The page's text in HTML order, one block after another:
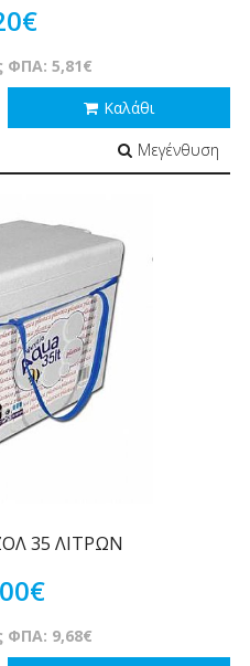
ΦΠΑ: 5,81€
Καλάθι
Μεγένθυση
35 ΛΙΤΡΩΝ
ΦΠΑ: 9,68€